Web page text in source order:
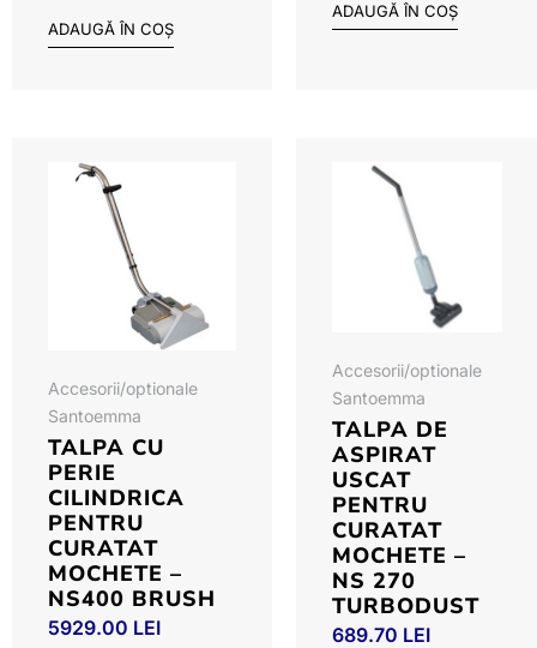
ADAUGĂ ÎN COȘ
ADAUGĂ ÎN COȘ
Accesorii/optionale
Santoemma
TALPA CU
PERIE
CILINDRICA
PENTRU
CURATAT
MOCHETE –
NS400 BRUSH
5929.00 LEI
Accesorii/optionale
Santoemma
TALPA DE
ASPIRAT
USCAT
PENTRU
CURATAT
MOCHETE –
NS 270
TURBODUST
689.70 LEI